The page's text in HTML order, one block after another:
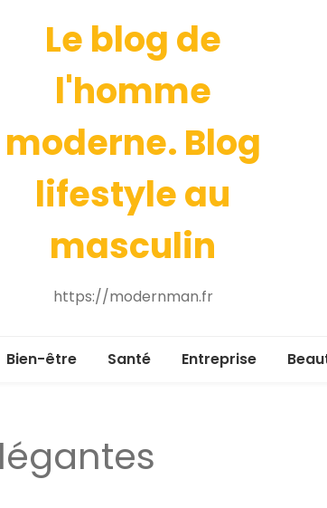
Le blog de
l'homme
moderne. Blog
lifestyle au
masculin
https://modernman.fr
Bien-être Santé Entreprise